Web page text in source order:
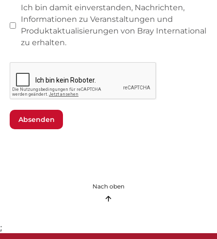
Ich bin damit einverstanden, Nachrichten,
Informationen zu Veranstaltungen und
Produktaktualisierungen von Bray International
zu erhalten.
Absenden
Nach oben
;